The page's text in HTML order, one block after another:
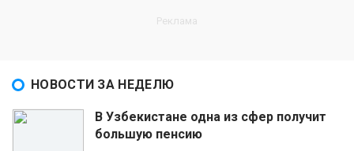
НОВОСТИ ЗА НЕДЕЛЮ
В Узбекистане одна из сфер получит
большую пенсию